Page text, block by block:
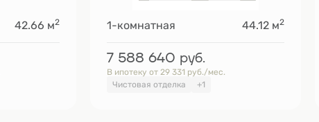
42.66 м2 1-комнатная 44.12 м2
7 588 640 руб.
В ипотеку от 29 331 руб./мес.
Чистовая отделка
+1